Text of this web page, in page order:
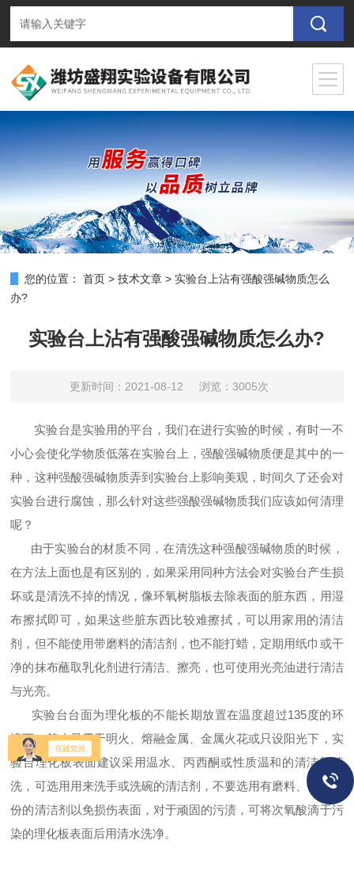
您的位置： 首页 >技术文章 > 实验台上沾有强酸强碱物质怎么
办?
实验台上沾有强酸强碱物质怎么办?
更新时间：2021-08-12 浏览：3005次
实验台是实验用的平台，我们在进行实验的时候，有时一不
小心会使化学物质低落在实验台上，强酸强碱物质便是其中的一
种，这种强酸强碱物质弄到实验台上影响美观，时间久了还会对
实验台进行腐蚀，那么针对这些强酸强碱物质我们应该如何清理
呢？
由于实验台的材质不同，在清洗这种强酸强碱物质的时候，
在方法上面也是有区别的，如果采用同种方法会对实验台产生损
坏或是清洗不掉的情况，像环氧树脂板去除表面的脏东西，用湿
布擦拭即可，如果这些脏东西比较难擦拭，可以用家用的清洁
剂，但不能使用带磨料的清洁剂，也不能打蜡，定期用纸巾或干
净的抹布蘸取乳化剂进行清洁、擦亮，也可使用光亮油进行清洁
与光亮。
实验台台面为理化板的不能长期放置在温度超过135度的环
境下，禁止暴露于明火、熔融金属、金属火花或只设阳光下，实
验台理化板表面建议采用温水、丙西酮或性质温和的清洁剂清
洗，可选用用来洗手或洗碗的清洁剂，不要选用有磨料、强酸成
份的清洁剂以免损伤表面，对于顽固的污渍，可将次氧酸滴于污
染的理化板表面后用清水洗净。